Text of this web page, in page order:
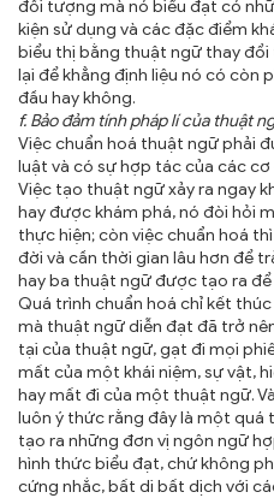
đối tượng mà nó biểu đạt có
kiện sử dụng và các đặc điểm
biểu thị bằng thuật ngữ thay
lại để khẳng định liệu nó có còn
đầu hay không.
f. Bảo đảm tính pháp lí của thuật
Việc chuẩn hoá thuật ngữ phải
luật và có sự hợp tác của các
Việc tạo thuật ngữ xảy ra ngay
hay được khám phá, nó đòi hỏi
thực hiện; còn việc chuẩn hoá
đời và cần thời gian lâu hơn để
hay ba thuật ngữ được tạo ra
Quá trình chuẩn hoá chỉ kết
mà thuật ngữ diễn đạt đã trở
tại của thuật ngữ, gạt đi mọi
mất của một khái niệm, sự vật,
hay mất đi của một thuật ngữ.
luôn ý thức rằng đây là một quá
tạo ra những đơn vị ngôn ngữ
hình thức biểu đạt, chứ không
cứng nhắc, bất di bất dịch với